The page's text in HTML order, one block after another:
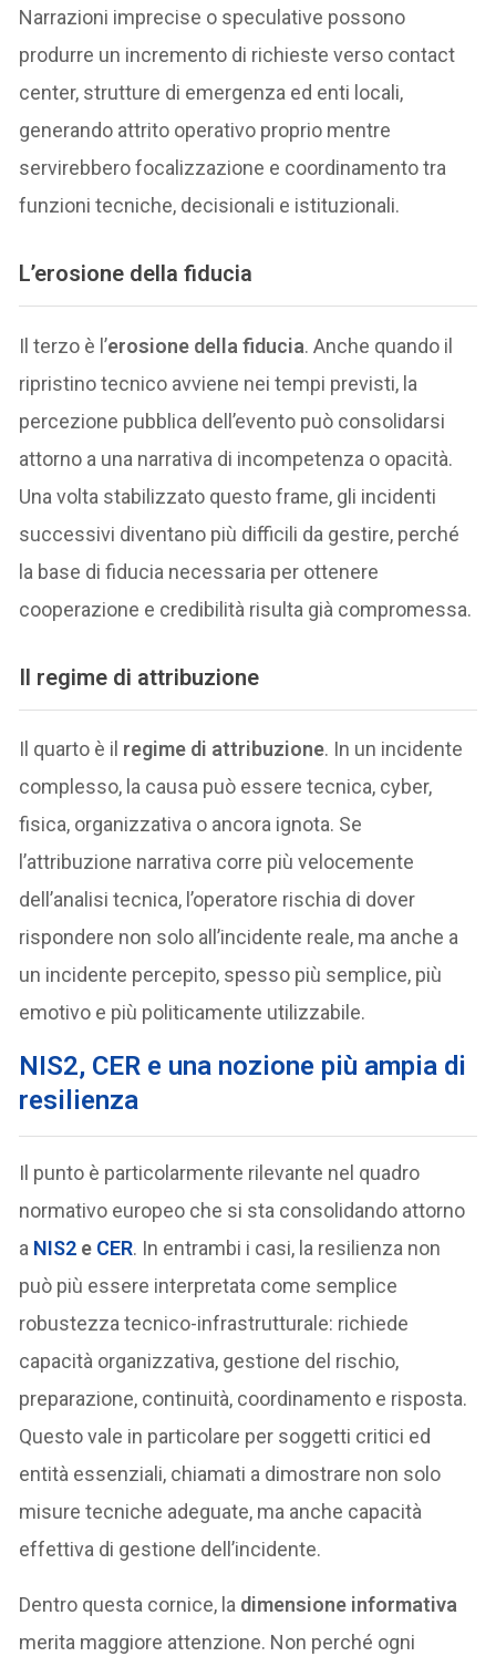
Narrazioni imprecise o speculative possono
produrre un incremento di richieste verso contact
center, strutture di emergenza ed enti locali,
generando attrito operativo proprio mentre
servirebbero focalizzazione e coordinamento tra
funzioni tecniche, decisionali e istituzionali.
L’erosione della fiducia
Il terzo è l’erosione della fiducia. Anche quando il
ripristino tecnico avviene nei tempi previsti, la
percezione pubblica dell’evento può consolidarsi
attorno a una narrativa di incompetenza o opacità.
Una volta stabilizzato questo frame, gli incidenti
successivi diventano più difficili da gestire, perché
la base di fiducia necessaria per ottenere
cooperazione e credibilità risulta già compromessa.
Il regime di attribuzione
Il quarto è il regime di attribuzione. In un incidente
complesso, la causa può essere tecnica, cyber,
fisica, organizzativa o ancora ignota. Se
l’attribuzione narrativa corre più velocemente
dell’analisi tecnica, l’operatore rischia di dover
rispondere non solo all’incidente reale, ma anche a
un incidente percepito, spesso più semplice, più
emotivo e più politicamente utilizzabile.
NIS2, CER e una nozione più ampia di
resilienza
Il punto è particolarmente rilevante nel quadro
normativo europeo che si sta consolidando attorno
a NIS2 e CER. In entrambi i casi, la resilienza non
può più essere interpretata come semplice
robustezza tecnico-infrastrutturale: richiede
capacità organizzativa, gestione del rischio,
preparazione, continuità, coordinamento e risposta.
Questo vale in particolare per soggetti critici ed
entità essenziali, chiamati a dimostrare non solo
misure tecniche adeguate, ma anche capacità
effettiva di gestione dell’incidente.
Dentro questa cornice, la dimensione informativa
merita maggiore attenzione. Non perché ogni